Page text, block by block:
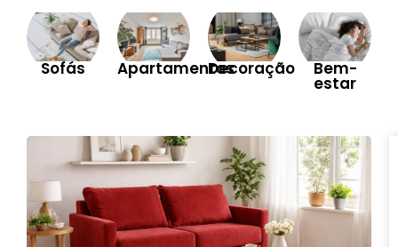
Sofás ApartamentosDecoração Bem-
estar